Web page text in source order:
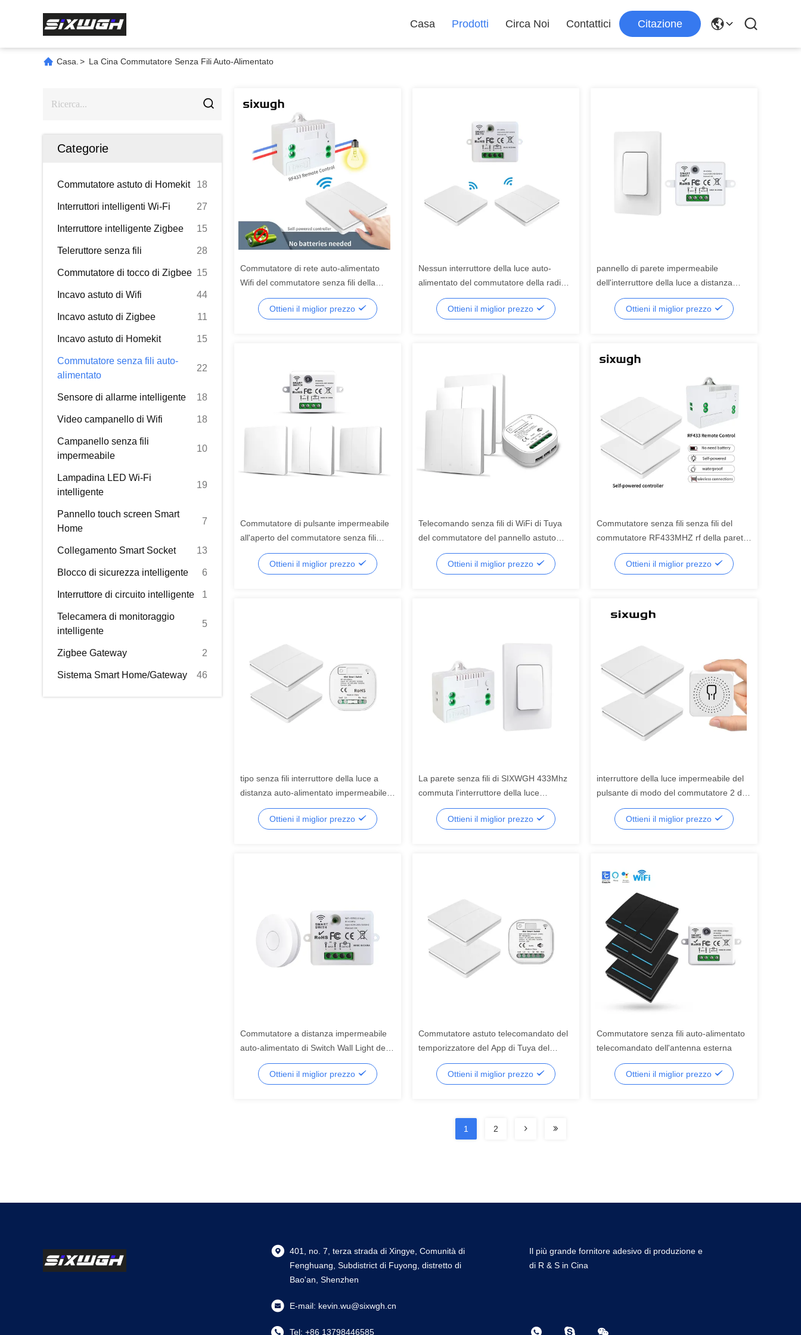
Casa Prodotti Circa Noi Contattici Citazione
Casa. > La Cina Commutatore Senza Fili Auto-Alimentato
Categorie
Commutatore astuto di Homekit 18
Interruttori intelligenti Wi-Fi 27
Interruttore intelligente Zigbee 15
Teleruttore senza fili 28
Commutatore di tocco di Zigbee 15
Incavo astuto di Wifi 44
Incavo astuto di Zigbee 11
Incavo astuto di Homekit 15
Commutatore senza fili auto-
alimentato
22
Sensore di allarme intelligente 18
Video campanello di Wifi 18
Campanello senza fili
impermeabile
10
Lampadina LED Wi-Fi
intelligente
19
Pannello touch screen Smart
Home
7
Collegamento Smart Socket 13
Blocco di sicurezza intelligente 6
Interruttore di circuito intelligente 1
Telecamera di monitoraggio
intelligente
5
Zigbee Gateway 2
Sistema Smart Home/Gateway 46
Commutatore di rete auto-alimentato
Wifi del commutatore senza fili della
parete di SIXWGH
Ottieni il miglior prezzo
Nessun interruttore della luce auto-
alimentato del commutatore della radio
della batteria del pulsante cinetico
dell'attuatoreOttieni il miglior prezzo
pannello di parete impermeabile
dell'interruttore della luce a distanza
senza fili auto-alimentato del
commutatore 433Mhz
Ottieni il miglior prezzo
Commutatore di pulsante impermeabile
all'aperto del commutatore senza fili
auto-alimentato della luce della parete
Ottieni il miglior prezzo
Telecomando senza fili di WiFi di Tuya
del commutatore del pannello astuto
impermeabile del pulsante
Ottieni il miglior prezzo
Commutatore senza fili senza fili del
commutatore RF433MHZ rf della parete
di SIXWGH
Ottieni il miglior prezzo
tipo senza fili interruttore della luce a
distanza auto-alimentato impermeabile
del commutatore 86 della parete 16A
Ottieni il miglior prezzo
La parete senza fili di SIXWGH 433Mhz
commuta l'interruttore della luce
telecomandato impermeabile auto-
alimentatoOttieni il miglior prezzo
interruttore della luce impermeabile del
pulsante di modo del commutatore 2 di
energia cinetica della radio di 16A
433MhzOttieni il miglior prezzo
Commutatore a distanza impermeabile
auto-alimentato di Switch Wall Light del
regolatore di RF433Mhz
Ottieni il miglior prezzo
Commutatore astuto telecomandato del
temporizzatore del App di Tuya del
commutatore di SIXWGH 16A WIFI
Ottieni il miglior prezzo
Commutatore senza fili auto-alimentato
telecomandato dell'antenna esterna
Ottieni il miglior prezzo
1 2
401, no. 7, terza strada di Xingye, Comunità di
Fenghuang, Subdistrict di Fuyong, distretto di
Bao'an, Shenzhen
E-mail: kevin.wu@sixwgh.cn
Tel: +86 13798446585
Il più grande fornitore adesivo di produzione e
di R & S in Cina